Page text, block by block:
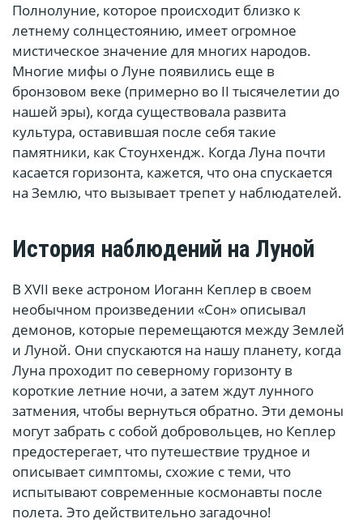
Полнолуние, которое происходит близко к
летнему солнцестоянию, имеет огромное
мистическое значение для многих народов.
Многие мифы о Луне появились еще в
бронзовом веке (примерно во II тысячелетии до
нашей эры), когда существовала развита
культура, оставившая после себя такие
памятники, как Стоунхендж. Когда Луна почти
касается горизонта, кажется, что она спускается
на Землю, что вызывает трепет у наблюдателей.
История наблюдений на Луной
В XVII веке астроном Иоганн Кеплер в своем
необычном произведении «Сон» описывал
демонов, которые перемещаются между Землей
и Луной. Они спускаются на нашу планету, когда
Луна проходит по северному горизонту в
короткие летние ночи, а затем ждут лунного
затмения, чтобы вернуться обратно. Эти демоны
могут забрать с собой добровольцев, но Кеплер
предостерегает, что путешествие трудное и
описывает симптомы, схожие с теми, что
испытывают современные космонавты после
полета. Это действительно загадочно!